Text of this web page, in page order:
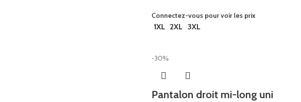
Connectez-vous pour voir les prix
1XL 2XL 3XL
-30%
Pantalon droit mi-long uni